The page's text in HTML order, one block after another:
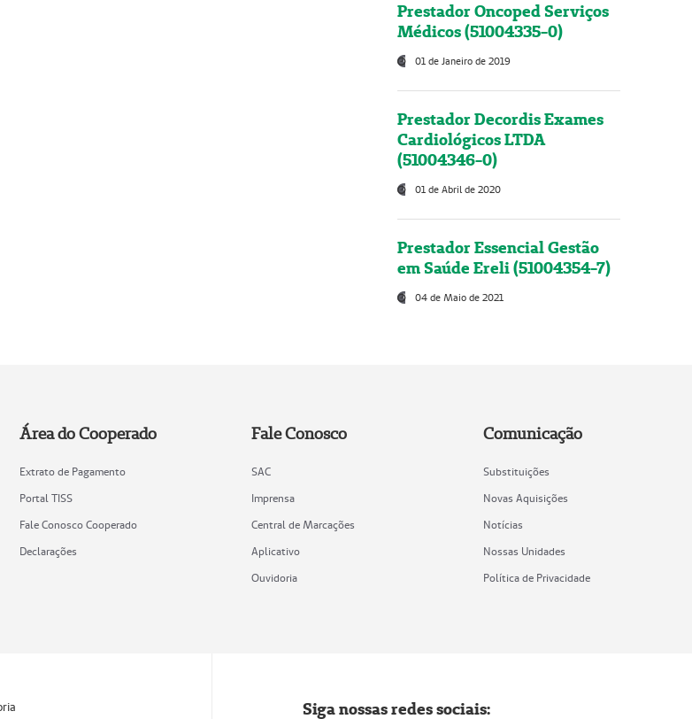
Prestador Oncoped Serviços
Médicos (51004335-0)
01 de Janeiro de 2019
Prestador Decordis Exames
Cardiológicos LTDA
(51004346-0)
01 de Abril de 2020
Prestador Essencial Gestão
em Saúde Ereli (51004354-7)
04 de Maio de 2021
Área do Cooperado
Extrato de Pagamento
Portal TISS
Fale Conosco Cooperado
Declarações
Fale Conosco
SAC
Imprensa
Central de Marcações
Aplicativo
Ouvidoria
Comunicação
Substituições
Novas Aquisições
Notícias
Nossas Unidades
Política de Privacidade
Siga nossas redes sociais: